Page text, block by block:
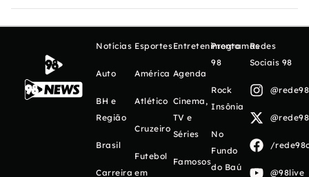
Notícias
Auto
BH e
Região
Brasil
Carreira
Esportes
América
Atlético
Cruzeiro
Futebol
em
Entretenimento
Agenda
Cinema,
TV e
Séries
Famosos
Programas
98
Rock
Insônia
No
Fundo
do Baú
Redes
Sociais 98
/
@98live